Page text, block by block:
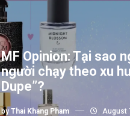
MF Opinion: Tại sao
người chạy theo xu
Dupe”?
by Thai Khang Pham August